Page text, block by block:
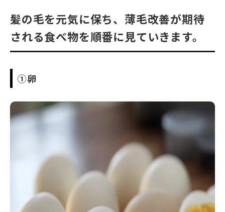
髪の毛を元気に保ち、薄毛改善が期待
される食べ物を順番に見ていきます。
①卵